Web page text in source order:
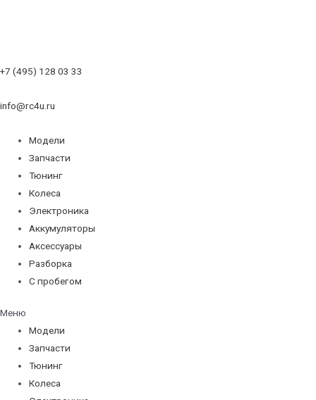
+7 (495) 128 03 33
info@rc4u.ru
Модели
Запчасти
Тюнинг
Колеса
Электроника
Аккумуляторы
Аксессуары
Разборка
С пробегом
Меню
Модели
Запчасти
Тюнинг
Колеса